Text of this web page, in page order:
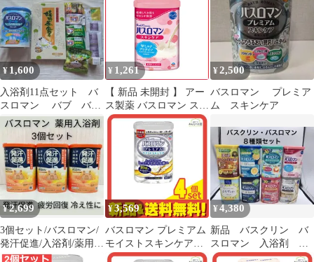
無料
¥1,600
入浴剤11点セット バ
スロマン バブ バス
キューブ
¥ 1,261
【 新品 未開封 】 アー
ス製薬 バスロマン スキ
ンケア Wミルクプロテ
イン 未使用 送料無料
¥2,500
バスロマン プレミア
ム スキンケア
¥2,699
3個セット/バスロマン/
発汗促進/入浴剤/薬用/
ホットヴィヒタの香り/
¥3,569
バスロマン プレミアム
モイストスキンケア
600g 4個セット まとめ
¥4,380
新品 バスクリン バ
スロマン 入浴剤 ８
種類セット